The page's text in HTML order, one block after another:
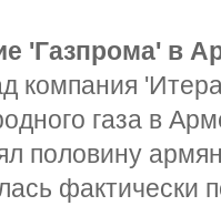
'Газпрома' в
компания
газа в
половину
фактически